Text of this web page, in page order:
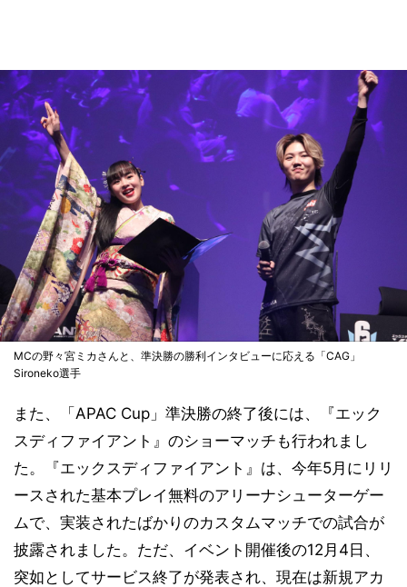
MCの野々宮ミカさんと、準決勝の勝利インタビューに応える「CAG」
Sironeko選手
また、「APAC Cup」準決勝の終了後には、『エック
スディファイアント』のショーマッチも行われまし
た。『エックスディファイアント』は、今年5月にリリ
ースされた基本プレイ無料のアリーナシューターゲー
ムで、実装されたばかりのカスタムマッチでの試合が
披露されました。ただ、イベント開催後の12月4日、
突如としてサービス終了が発表され、現在は新規アカ